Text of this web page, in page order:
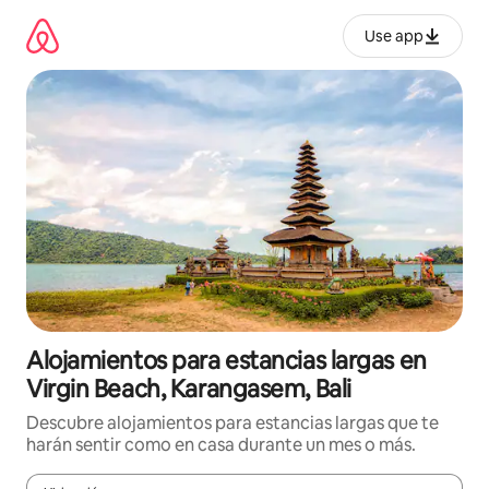
contenido
Use app
Alojamientos para estancias largas en
Virgin Beach, Karangasem, Bali
Descubre alojamientos para estancias largas que te
harán sentir como en casa durante un mes o más.